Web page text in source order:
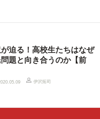
迫る！高校生たちはなぜ
題と向き合うのか【前
伊沢拓司